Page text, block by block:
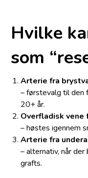
Hvilke
som
Arterie fra
– førstevalg til den
20+ år.
Overfladisk vene
– høstes igennem
Arterie fra
– alternativ, når
grafts.